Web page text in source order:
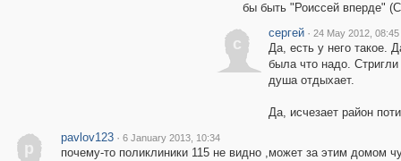
бы быть "Роиссей вперде"
с
сергей · 24 May 2012, 08:45
Да, есть у него такое.
была что надо.
душа отдыхает.
Да, исчезает район
p
pavlov123 · 6 January 2013, 10:34
почему-то поликлиники 115 не видно ,может за этим домом